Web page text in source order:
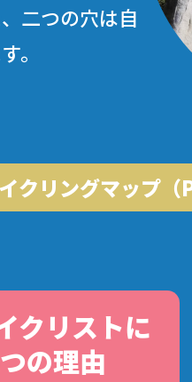
二つの穴は自
。
クリングマップ（
クリストに
の理由